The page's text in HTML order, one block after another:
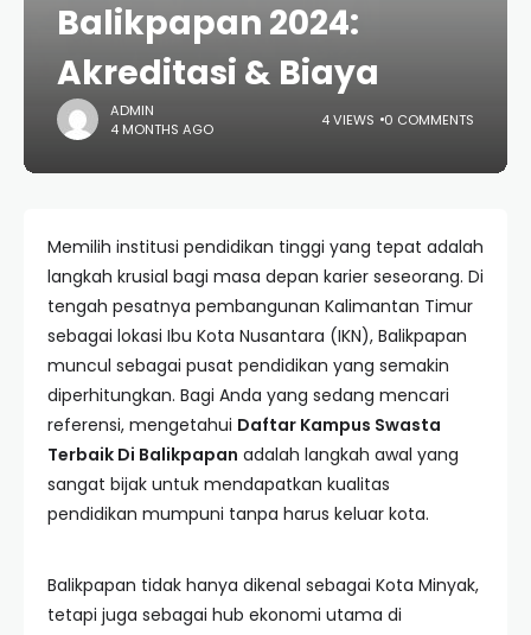
Balikpapan 2024:
Akreditasi & Biaya
ADMIN
4 MONTHS AGO
4 VIEWS 0 COMMENTS
Memilih institusi pendidikan tinggi yang tepat adalah
langkah krusial bagi masa depan karier seseorang. Di
tengah pesatnya pembangunan Kalimantan Timur
sebagai lokasi Ibu Kota Nusantara (IKN), Balikpapan
muncul sebagai pusat pendidikan yang semakin
diperhitungkan. Bagi Anda yang sedang mencari
referensi, mengetahui Daftar Kampus Swasta
Terbaik Di Balikpapan adalah langkah awal yang
sangat bijak untuk mendapatkan kualitas
pendidikan mumpuni tanpa harus keluar kota.
Balikpapan tidak hanya dikenal sebagai Kota Minyak,
tetapi juga sebagai hub ekonomi utama di